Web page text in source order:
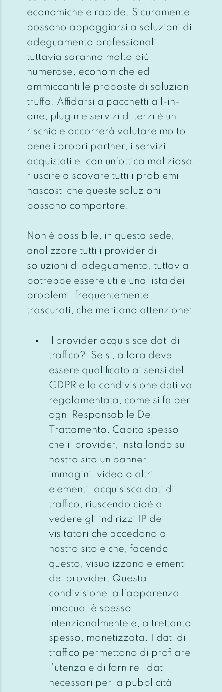
economiche e rapide. Sicuramente
possono appoggiarsi a soluzioni di
adeguamento professionali,
tuttavia saranno molto più
numerose, economiche ed
ammiccanti le proposte di soluzioni
truffa. Affidarsi a pacchetti all-in-
one, plugin e servizi di terzi è un
rischio e occorrerà valutare molto
bene i propri partner, i servizi
acquistati e, con un'ottica maliziosa,
riuscire a scovare tutti i problemi
nascosti che queste soluzioni
possono comportare.
Non è possibile, in questa sede,
analizzare tutti i provider di
soluzioni di adeguamento, tuttavia
potrebbe essere utile una lista dei
problemi, frequentemente
trascurati, che meritano attenzione:
il provider acquisisce dati di
traffico? Se si, allora deve
essere qualificato ai sensi del
GDPR e la condivisione dati va
regolamentata, come si fa per
ogni Responsabile Del
Trattamento. Capita spesso
che il provider, installando sul
nostro sito un banner,
immagini, video o altri
elementi, acquisisca dati di
traffico, riuscendo cioè a
vedere gli indirizzi IP dei
visitatori che accedono al
nostro sito e che, facendo
questo, visualizzano elementi
del provider. Questa
condivisione, all’apparenza
innocua, è spesso
intenzionalmente e, altrettanto
spesso, monetizzata. I dati di
traffico permettono di profilare
l’utenza e di fornire i dati
necessari per la pubblicità